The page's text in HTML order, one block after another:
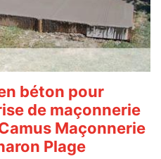
béton pour
de maçonnerie
Maçonnerie
Plage